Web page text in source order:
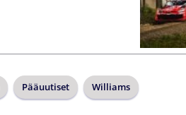
Pääuutiset Williams